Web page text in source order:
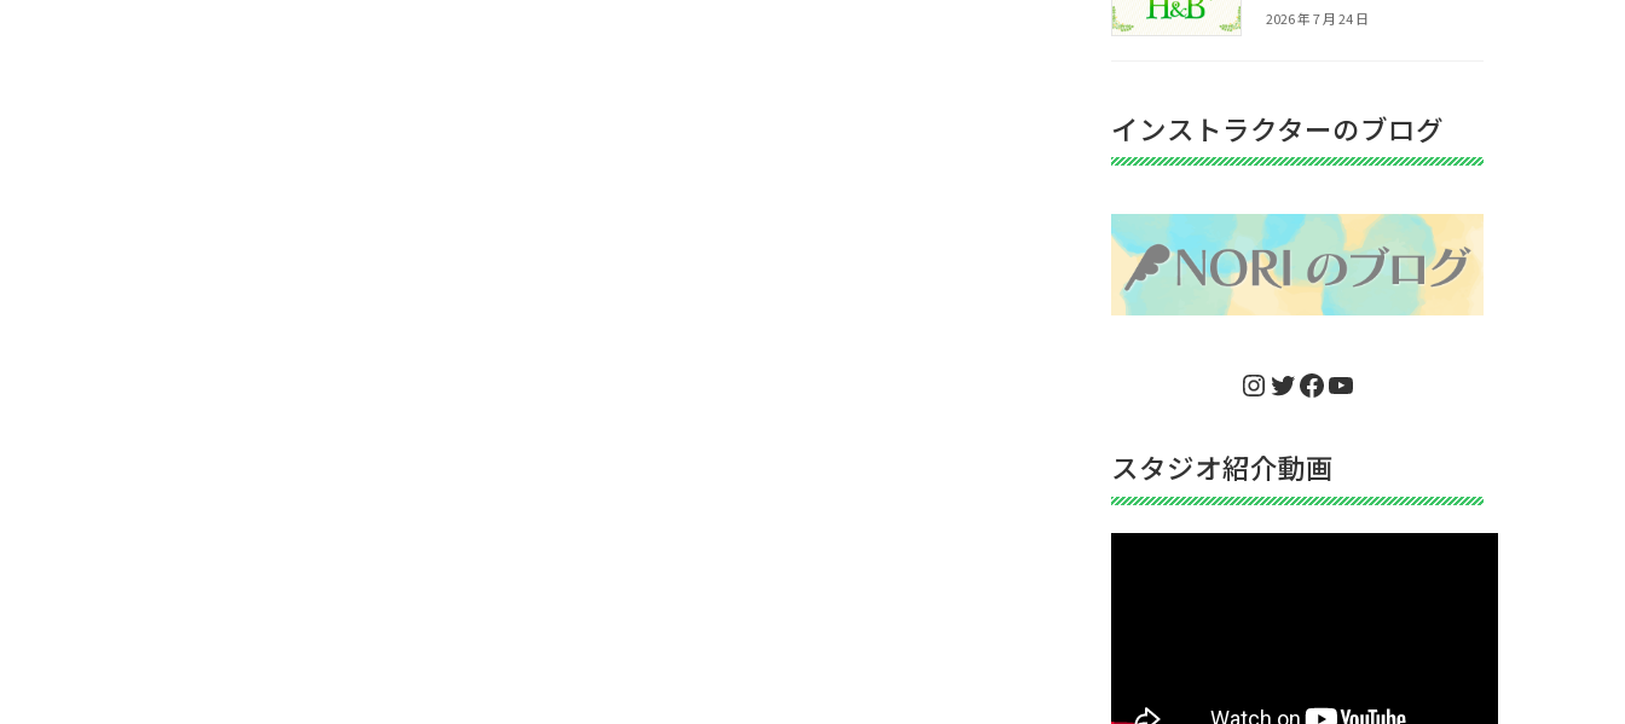
2026 年 7 月 24 日
インストラクターのブログ
Instagram
Twitter
Facebook
YouTube
スタジオ紹介動画